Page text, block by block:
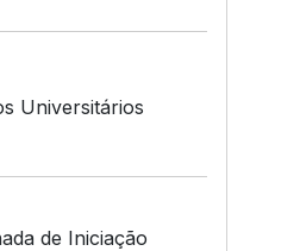
Universitários
de Iniciação